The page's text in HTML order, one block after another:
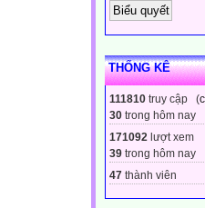
THỐNG KÊ
111810 truy cập (
30 trong hôm nay
171092 lượt xem
39 trong hôm nay
47 thành viên